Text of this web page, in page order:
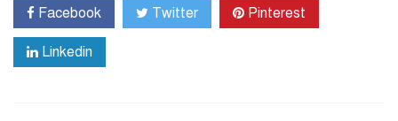
Facebook Twitter Pinterest
Linkedin